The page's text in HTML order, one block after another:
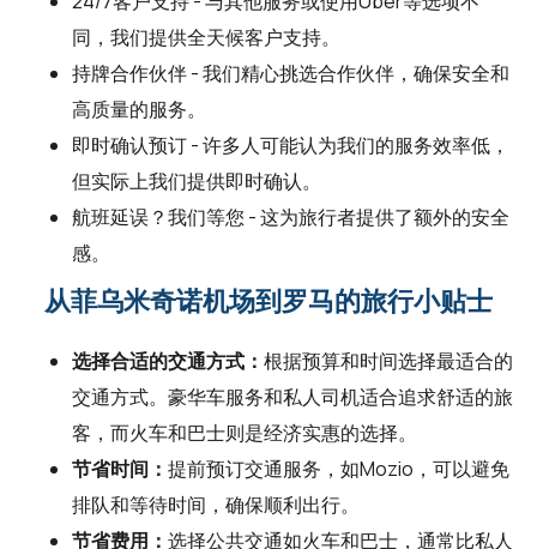
同，我们提供全天候客户支持。
持牌合作伙伴 - 我们精心挑选合作伙伴，确保安全和
高质量的服务。
即时确认预订 - 许多人可能认为我们的服务效率低，
但实际上我们提供即时确认。
航班延误？我们等您 - 这为旅行者提供了额外的安全
感。
从菲乌米奇诺机场到罗马的旅行小贴士
选择合适的交通方式： 根据预算和时间选择最适合的
交通方式。豪华车服务和私人司机适合追求舒适的旅
客，而火车和巴士则是经济实惠的选择。
节省时间： 提前预订交通服务，如Mozio，可以避免
排队和等待时间，确保顺利出行。
节省费用： 选择公共交通如火车和巴士，通常比私人